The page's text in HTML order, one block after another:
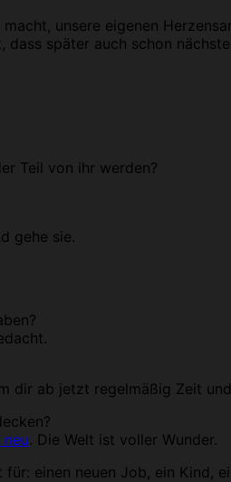
unsere eigenen
später auch schon
Teil von ihr werden?
gehe sie.
dir ab jetzt regelmäßig Zeit
. Die Welt ist voller Wunder.
einen neuen Job, ein Kind,